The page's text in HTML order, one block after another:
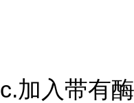
c.加入带有